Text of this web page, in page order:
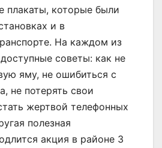
плакаты, которые были
и в
На каждом из
советы: как не
яму, не ошибиться с
не потерять свои
жертвой телефонных
полезная
акция в районе 3